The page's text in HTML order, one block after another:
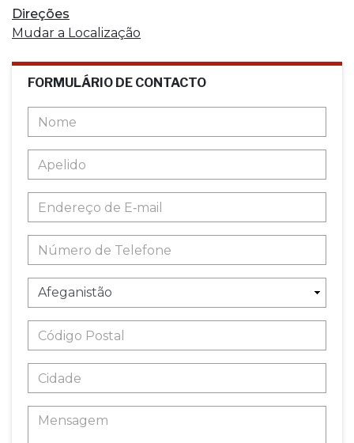
Direções
Mudar a Localização
FORMULÁRIO DE CONTACTO